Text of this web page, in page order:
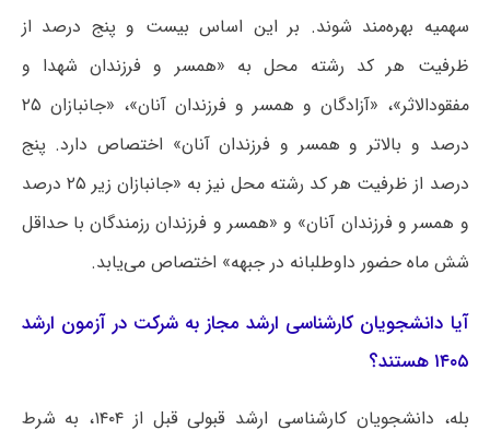
سهمیه بهره‌مند شوند. بر این اساس بیست و پنج درصد از
ظرفیت هر کد رشته محل به «همسر و فرزندان شهدا و
مفقودالاثر»، «آزادگان و همسر و فرزندان آنان»، «جانبازان ۲۵
درصد و بالاتر و همسر و فرزندان آنان» اختصاص دارد. پنج
درصد از ظرفیت هر کد رشته محل نیز به «جانبازان زیر ۲۵ درصد
و همسر و فرزندان آنان» و «همسر و فرزندان رزمندگان با حداقل
شش ماه حضور داوطلبانه در جبهه» اختصاص می‌یابد.
آیا دانشجویان کارشناسی ارشد مجاز به شرکت در آزمون ارشد
۱۴۰۵ هستند؟
بله، دانشجویان کارشناسی ارشد قبولی قبل از ۱۴۰۴، به شرط